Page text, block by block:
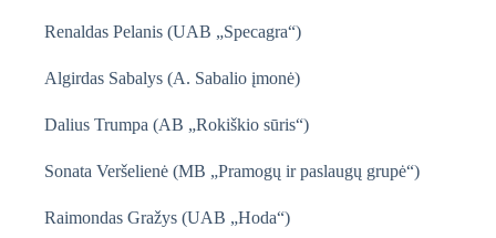
Renaldas Pelanis (UAB „Specagra“)
Algirdas Sabalys (A. Sabalio įmonė)
Dalius Trumpa (AB „Rokiškio sūris“)
Sonata Veršelienė (MB „Pramogų ir paslaugų grupė“)
Raimondas Gražys (UAB „Hoda“)